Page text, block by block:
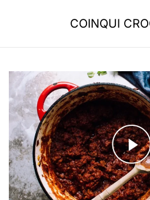
COINQUI